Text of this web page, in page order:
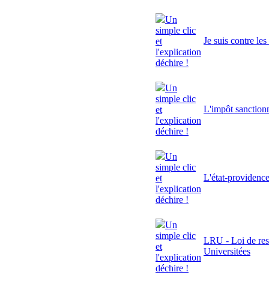
Un
simple clic
et
l'explication
déchire !
Je suis contre
Un
simple clic
et
l'explication
déchire !
L'impôt
Un
simple clic
et
l'explication
déchire !
L'état-providence
Un
simple clic
et
l'explication
déchire !
LRU - Loi de
Universitées